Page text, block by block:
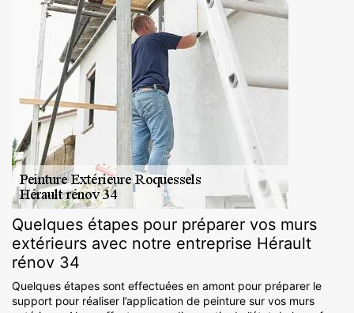
Quelques étapes pour préparer vos murs
extérieurs avec notre entreprise Hérault
rénov 34
Quelques étapes sont effectuées en amont pour préparer le
support pour réaliser l’application de peinture sur vos murs